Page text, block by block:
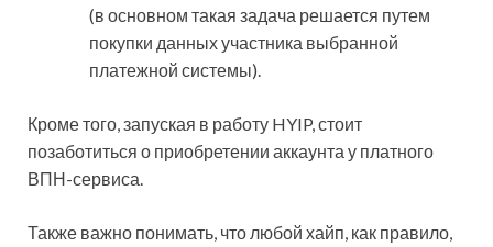
(в основном такая задача решается путем
покупки данных участника выбранной
платежной системы).
Кроме того, запуская в работу HYIP, стоит
позаботиться о приобретении аккаунта у платного
ВПН-сервиса.
Также важно понимать, что любой хайп, как правило,